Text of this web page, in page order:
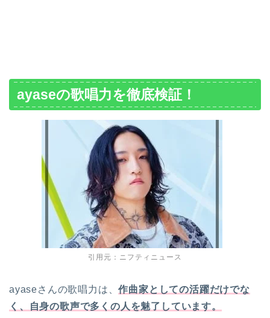
ayaseの歌唱力を徹底検証！
引用元：ニフティニュース
ayaseさんの歌唱力は、作曲家としての活躍だけでな
く、自身の歌声で多くの人を魅了しています。